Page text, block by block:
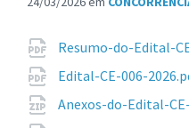
Anexos
Resumo-do-Edital-
Edital-CE-006-
Anexos-do-Edital-